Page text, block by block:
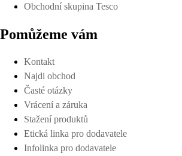
Obchodní skupina Tesco
Pomůžeme vám
Kontakt
Najdi obchod
Časté otázky
Vrácení a záruka
Stažení produktů
Etická linka pro dodavatele
Infolinka pro dodavatele